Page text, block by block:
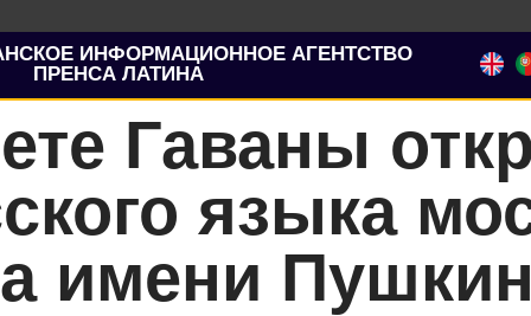
ИНФОРМАЦИОННОЕ АГЕНТСТВО
ПРЕНСА ЛАТИНА
Гаваны
языка
имени